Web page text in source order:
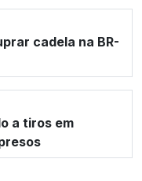
cadela na BR-
a tiros em